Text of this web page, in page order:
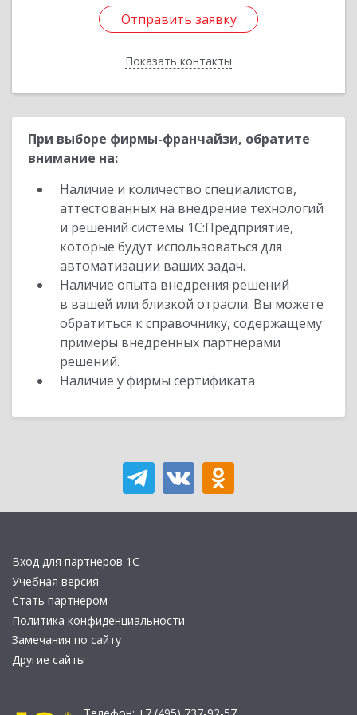
Отправить заявку
Показать контакты
Отправить заявку
Назад
При выборе фирмы-франчайзи, обратите
внимание на:
Наличие и количество специалистов,
аттестованных на внедрение технологий
и решений системы 1С:Предприятие,
которые будут использоваться для
автоматизации ваших задач.
Наличие опыта внедрения решений
в вашей или близкой отрасли. Вы можете
обратиться к справочнику, содержащему
примеры внедренных партнерами
решений.
Наличие у фирмы сертификата
Вход для партнеров 1С
Учебная версия
Стать партнером
Политика конфиденциальности
Замечания по сайту
Другие сайты